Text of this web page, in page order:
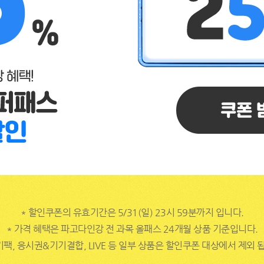
* 할인쿠폰의 유효기간은 5/31(일) 23시 59분까지 입니다.
* 가격 혜택은 파고다인강 전 과목 올패스 24개월 상품 기준입니다.
, 응시권&기기결합, LIVE 등 일부 상품은 할인쿠폰 대상에서 제외